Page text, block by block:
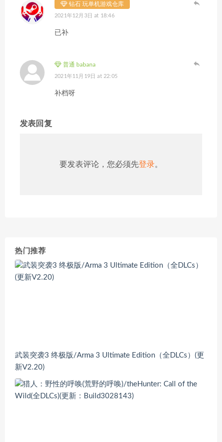
钻石 玩单机游戏仓库
2021年12月3日 at 18:46
已补
普通 babana
2021年11月19日 at 22:05
补档呀
发表回复
要发表评论，您必须先登录。
热门推荐
武装突袭3 终极版/Arma 3 Ultimate Edition（全DLCs）(更
新V2.20)